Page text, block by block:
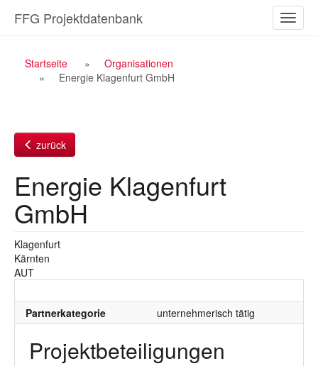
Inhalt
ein-/
FFG Projektdatenbank
Breadcrumb
Navigation
Startseite
Organisationen
Energie Klagenfurt GmbH
zurück
Energie Klagenfurt
GmbH
Klagenfurt
Kärnten
AUT
Partnerkategorie unternehmerisch tätig
Projektbeteiligungen